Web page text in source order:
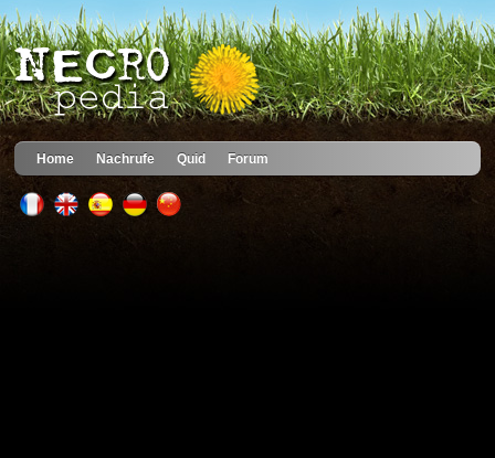
Home Nachrufe Quid Forum